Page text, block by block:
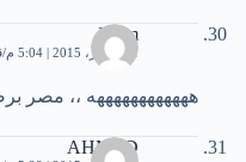
Islam
11 أكتوبر، 2015 | 5:04 م
ههههههههههههه ،، مصر
AHMED